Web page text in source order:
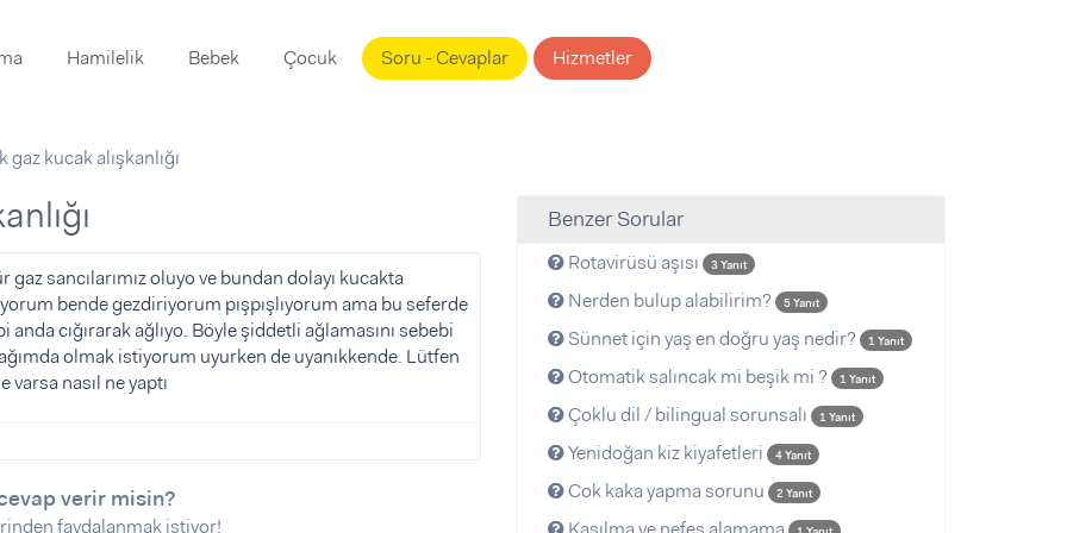
Hamilelik Bebek Çocuk Soru - Cevaplar Hizmetler
gaz kucak alışkanlığı
sancılarımız oluyo ve bundan dolayı kucakta
bende gezdiriyorum pışpışlıyorum ama bu seferde
cığırarak ağlıyo. Böyle şiddetli ağlamasını sebebi
olmak istiyorum uyurken de uyanıkkende. Lütfen
nasıl ne yaptı
verir misin?
faydalanmak istiyor!
Benzer Sorular
Rotavirüsü aşısı 3 Yanıt
Nerden bulup alabilirim? 5 Yanıt
Sünnet için yaş en doğru yaş nedir? 1 Yanıt
Otomatik salıncak mi beşik mi ? 1 Yanıt
Çoklu dil / bilingual sorunsalı 1 Yanıt
Yenidoğan kiz kiyafetleri 4 Yanıt
Cok kaka yapma sorunu 2 Yanıt